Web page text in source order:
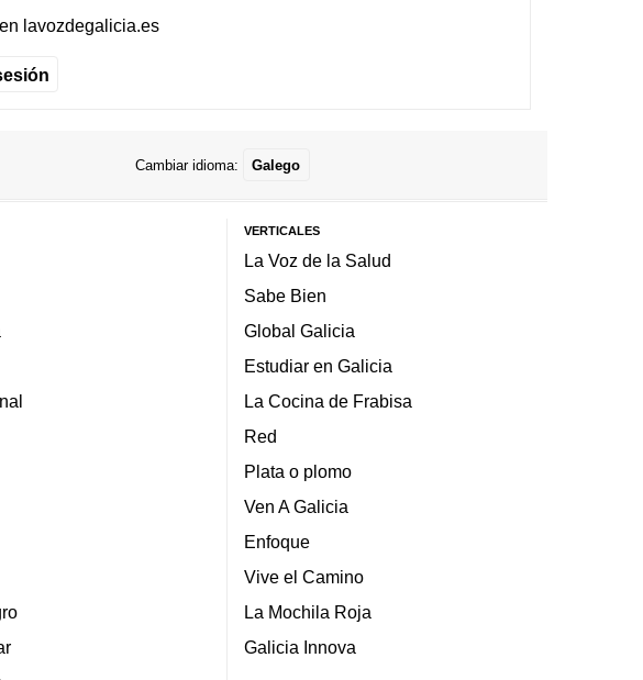
lavozdegalicia.es
Cambiar idioma: Galego
VERTICALES
La Voz de la Salud
Sabe Bien
Global Galicia
Estudiar en Galicia
La Cocina de Frabisa
Red
Plata o plomo
Ven A Galicia
Enfoque
Vive el Camino
La Mochila Roja
Galicia Innova